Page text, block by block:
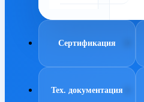
Сертификация
Тех. документация